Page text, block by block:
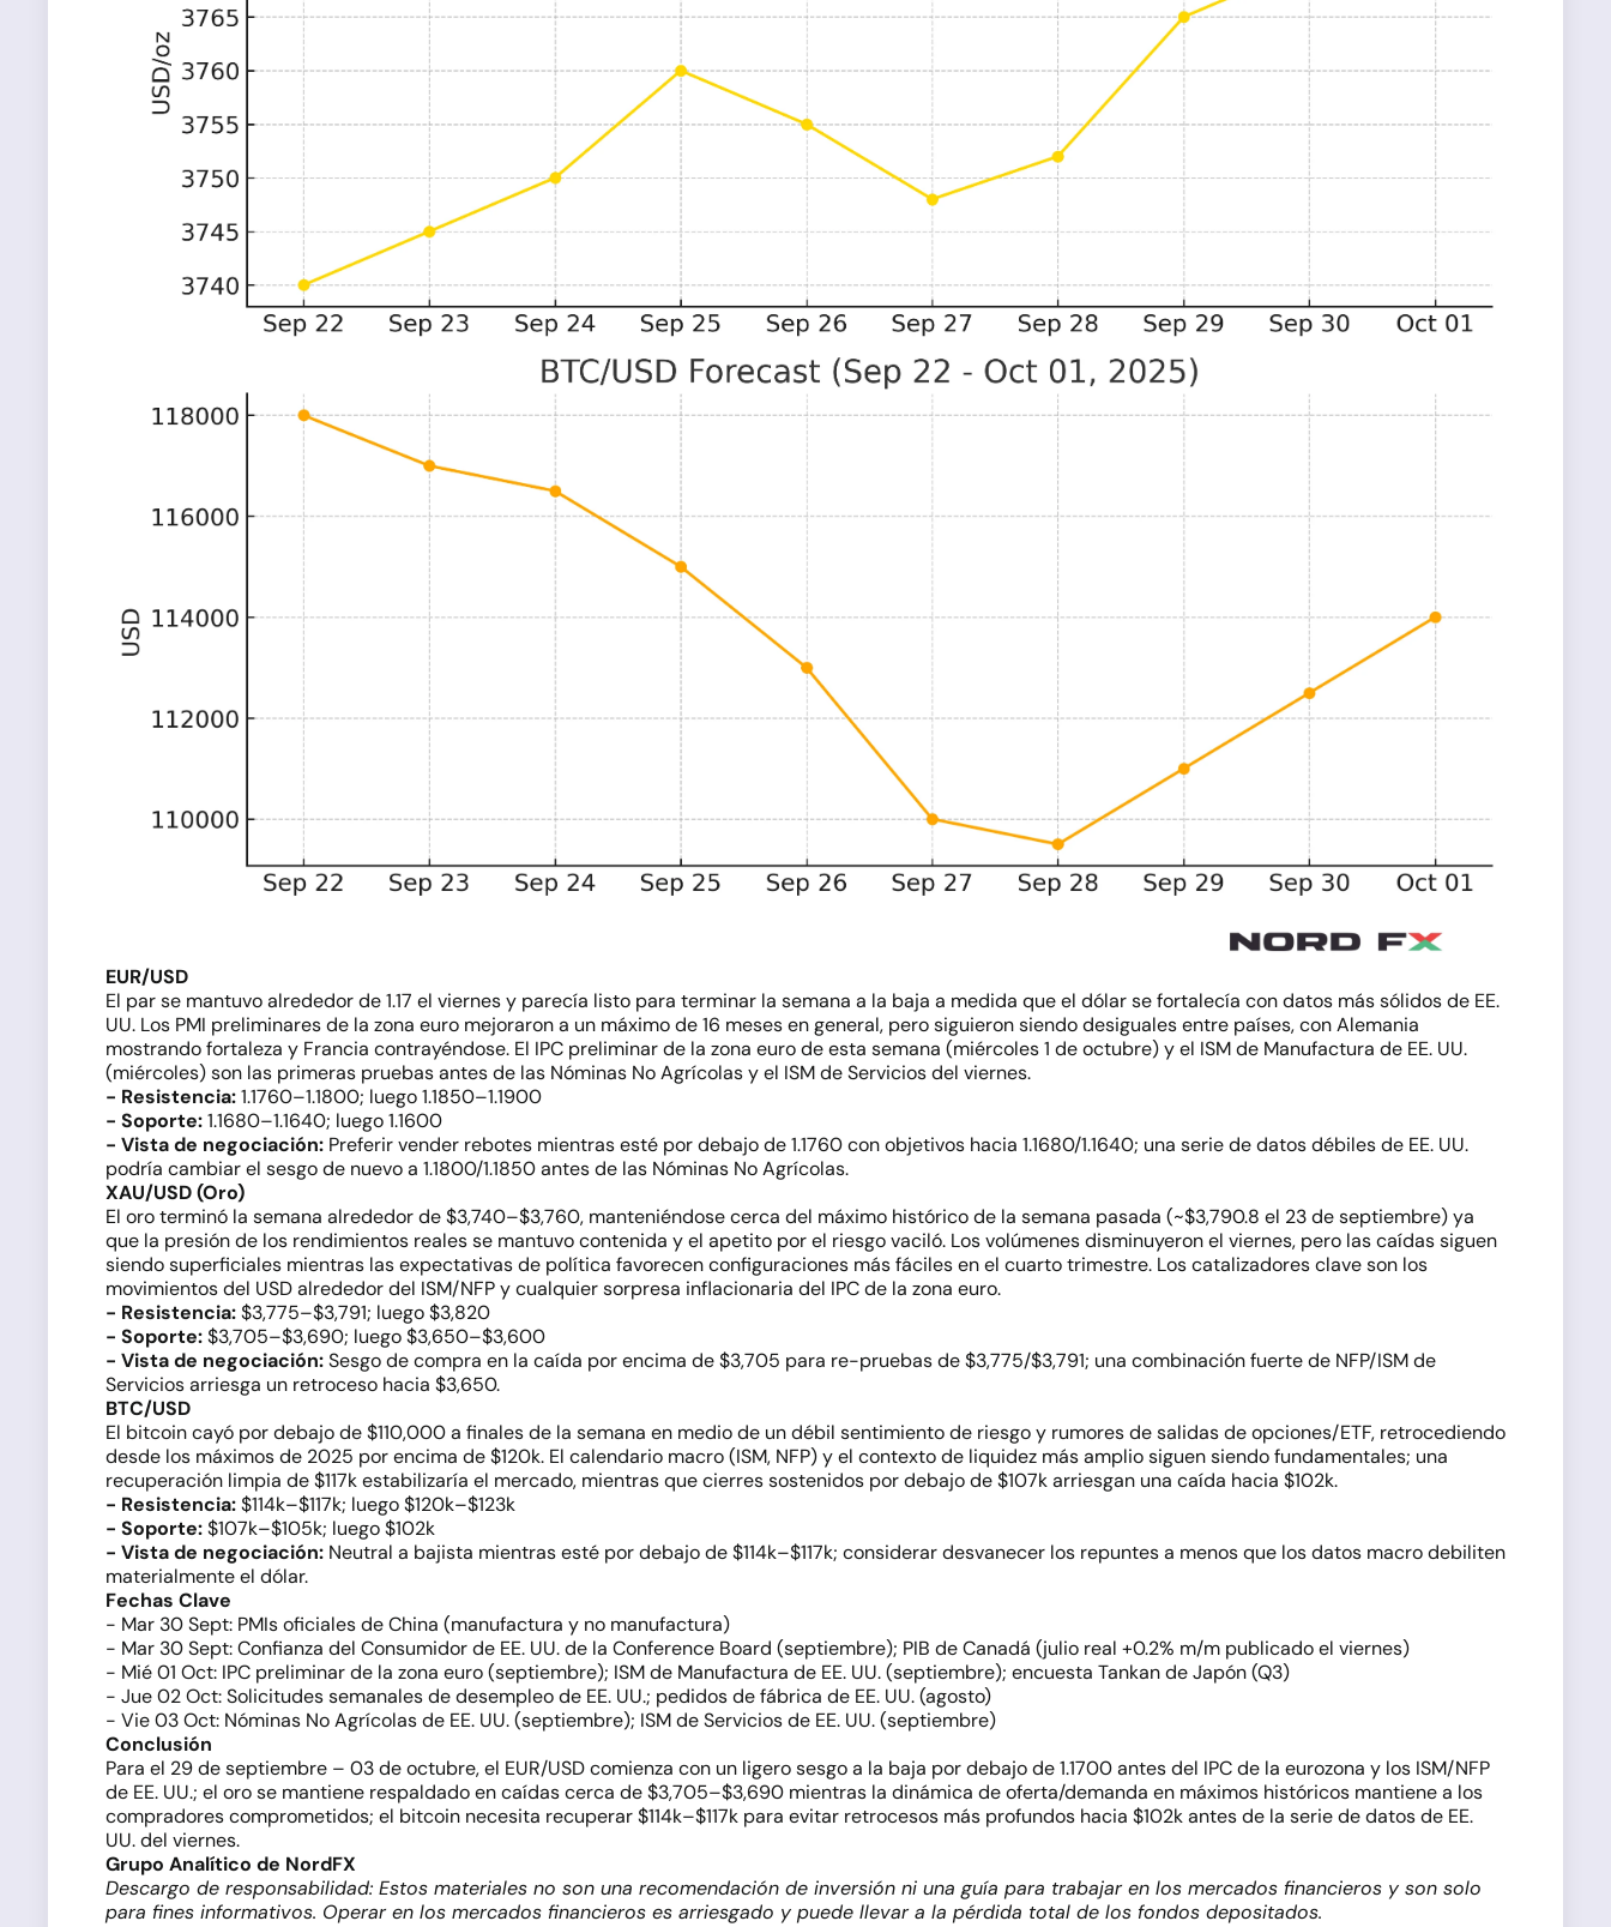
EUR/USD
El par se mantuvo alrededor de 1.17 el viernes y parecía listo para terminar la semana a la baja a medida que el dólar se fortalecía con datos más sólidos de EE.
UU. Los PMI preliminares de la zona euro mejoraron a un máximo de 16 meses en general, pero siguieron siendo desiguales entre países, con Alemania
mostrando fortaleza y Francia contrayéndose. El IPC preliminar de la zona euro de esta semana (miércoles 1 de octubre) y el ISM de Manufactura de EE. UU.
(miércoles) son las primeras pruebas antes de las Nóminas No Agrícolas y el ISM de Servicios del viernes.
- Resistencia:1.1760–1.1800; luego 1.1850–1.1900
- Soporte:1.1680–1.1640; luego 1.1600
- Vista de negociación: Preferir vender rebotes mientras esté por debajo de 1.1760 con objetivos hacia 1.1680/1.1640; una serie de datos débiles de EE. UU.
podría cambiar el sesgo de nuevo a 1.1800/1.1850 antes de las Nóminas No Agrícolas.
XAU/USD (Oro)
El oro terminó la semana alrededor de $3,740–$3,760, manteniéndose cerca del máximo histórico de la semana pasada (~$3,790.8 el 23 de septiembre) ya
que la presión de los rendimientos reales se mantuvo contenida y el apetito por el riesgo vaciló. Los volúmenes disminuyeron el viernes, pero las caídas siguen
siendo superficiales mientras las expectativas de política favorecen configuraciones más fáciles en el cuarto trimestre. Los catalizadores clave son los
movimientos del USD alrededor del ISM/NFP y cualquier sorpresa inflacionaria del IPC de la zona euro.
- Resistencia:$3,775–$3,791; luego $3,820
- Soporte:$3,705–$3,690; luego $3,650–$3,600
- Vista de negociación:Sesgo de compra en la caída por encima de $3,705 para re-pruebas de $3,775/$3,791; una combinación fuerte de NFP/ISM de
Servicios arriesga un retroceso hacia $3,650.
BTC/USD
El bitcoin cayó por debajo de $110,000 a finales de la semana en medio de un débil sentimiento de riesgo y rumores de salidas de opciones/ETF, retrocediendo
desde los máximos de 2025 por encima de $120k. El calendario macro (ISM, NFP) y el contexto de liquidez más amplio siguen siendo fundamentales; una
recuperación limpia de $117k estabilizaría el mercado, mientras que cierres sostenidos por debajo de $107k arriesgan una caída hacia $102k.
- Resistencia:$114k–$117k; luego $120k–$123k
- Soporte:$107k–$105k; luego $102k
- Vista de negociación: Neutral a bajista mientras esté por debajo de $114k–$117k; considerar desvanecer los repuntes a menos que los datos macro debiliten
materialmente el dólar.
Fechas Clave
- Mar 30 Sept: PMIs oficiales de China (manufactura y no manufactura)
- Mar 30 Sept: Confianza del Consumidor de EE. UU. de la Conference Board (septiembre); PIB de Canadá (julio real +0.2% m/m publicado el viernes)
- Mié 01 Oct: IPC preliminar de la zona euro (septiembre); ISM de Manufactura de EE. UU. (septiembre); encuesta Tankan de Japón (Q3)
- Jue 02 Oct: Solicitudes semanales de desempleo de EE. UU.; pedidos de fábrica de EE. UU. (agosto)
- Vie 03 Oct: Nóminas No Agrícolas de EE. UU. (septiembre); ISM de Servicios de EE. UU. (septiembre)
Conclusión
Para el 29 de septiembre – 03 de octubre, el EUR/USD comienza con un ligero sesgo a la baja por debajo de 1.1700 antes del IPC de la eurozona y los ISM/NFP
de EE. UU.; el oro se mantiene respaldado en caídas cerca de $3,705–$3,690 mientras la dinámica de oferta/demanda en máximos históricos mantiene a los
compradores comprometidos; el bitcoin necesita recuperar $114k–$117k para evitar retrocesos más profundos hacia $102k antes de la serie de datos de EE.
UU. del viernes.
Grupo Analítico de NordFX
Descargo de responsabilidad: Estos materiales no son una recomendación de inversión ni una guía para trabajar en los mercados financieros y son solo
para fines informativos. Operar en los mercados financieros es arriesgado y puede llevar a la pérdida total de los fondos depositados.